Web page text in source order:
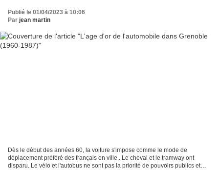
Publié le 01/04/2023 à 10:06
Par jean martin
Dès le début des années 60, la voiture s'impose comme le mode de
déplacement préféré des français en ville . Le cheval et le tramway ont
disparu. Le vélo et l'autobus ne sont pas la priorité de pouvoirs publics et